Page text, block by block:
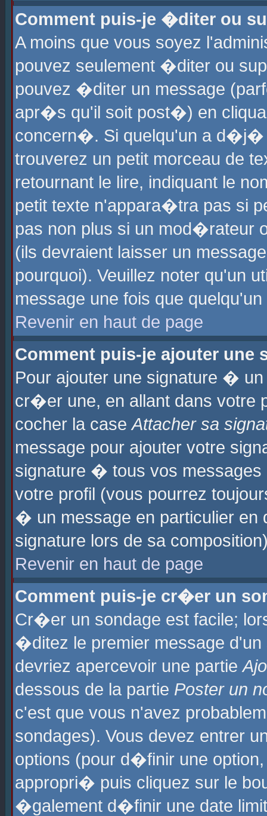
Comment puis-je �diter ou
A moins que vous soyez
pouvez seulement �diter ou
pouvez �diter un message
apr�s qu'il soit post�) en
concern�. Si quelqu'un a
trouverez un petit morceau de
retournant le lire, indiquant le
petit texte n'appara�tra pas si
pas non plus si un mod�rateur
(ils devraient laisser un
pourquoi). Veuillez noter qu'un
message une fois que
Revenir en haut de page
Comment puis-je ajouter une
Pour ajouter une signature �
cr�er une, en allant dans
cocher la caseAttacher sa
message pour ajouter votre
signature � tous vos
votre profil (vous pourrez
� un message en particulier
signature lors de sa
Revenir en haut de page
Comment puis-je cr�er un
Cr�er un sondage est facile;
�ditez le premier message
devriez apercevoir une partie
dessous de la partie Poster un
c'est que vous n'avez
sondages). Vous devez entrer
options (pour d�finir une
appropri� puis cliquez sur le
�galement d�finir une date